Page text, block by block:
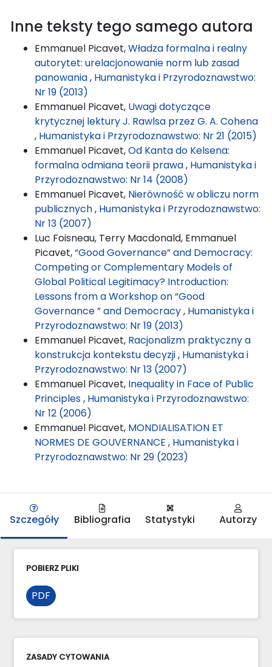
Inne teksty tego samego autora
Emmanuel Picavet,Władza formalna i realny
autorytet: urelacjonowanie norm lub zasad
panowania, Humanistyka i Przyrodoznawstwo:
Nr 19 (2013)
Emmanuel Picavet, Uwagi dotyczące
krytycznej lektury J. Rawlsa przez G. A. Cohena
, Humanistyka i Przyrodoznawstwo: Nr 21 (2015)
Emmanuel Picavet,Od Kanta do Kelsena:
formalna odmiana teorii prawa, Humanistyka i
Przyrodoznawstwo: Nr 14 (2008)
Emmanuel Picavet, Nierówność w obliczu norm
publicznych, Humanistyka i Przyrodoznawstwo:
Nr 13 (2007)
Luc Foisneau, Terry Macdonald, Emmanuel
Picavet,“Good Governance” and Democracy:
Competing or Complementary Models of
Global Political Legitimacy? Introduction:
Lessons from a Workshop on “Good
Governance ” and Democracy, Humanistyka i
Przyrodoznawstwo: Nr 19 (2013)
Emmanuel Picavet, Racjonalizm praktyczny a
konstrukcja kontekstu decyzji, Humanistyka i
Przyrodoznawstwo: Nr 13 (2007)
Emmanuel Picavet, Inequality in Face of Public
Principles, Humanistyka i Przyrodoznawstwo:
Nr 12 (2006)
Emmanuel Picavet, MONDIALISATION ET
NORMES DE GOUVERNANCE , Humanistyka i
Przyrodoznawstwo: Nr 29 (2023)
Szczegóły Bibliografia Statystyki Autorzy
POBIERZ PLIKI
PDF
ZASADY CYTOWANIA